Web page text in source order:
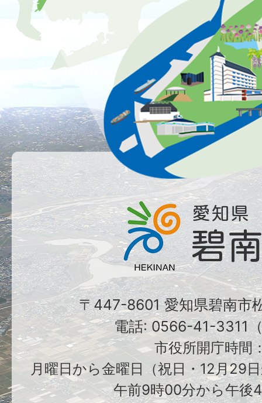
〒447-8601 愛知県碧南市
電話: 0566-41-3311
市役所開庁時間
月曜日から金曜日（祝日・12月29
午前9時00分から午後